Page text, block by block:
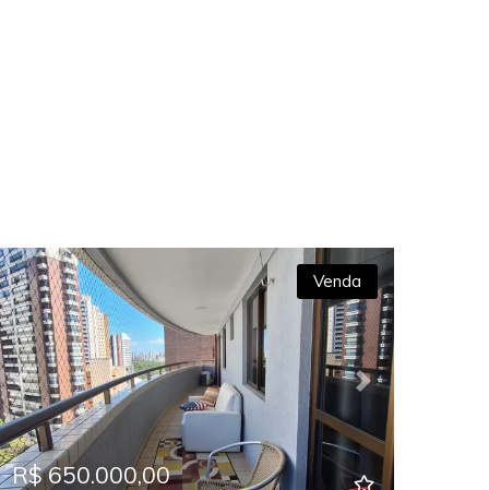
Previous Next
Venda
R$ 650.000,00